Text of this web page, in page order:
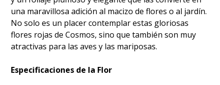
una maravillosa adición al macizo de flores o al jardín.
No solo es un placer contemplar estas gloriosas
flores rojas de Cosmos, sino que también son muy
atractivas para las aves y las mariposas.
Especificaciones de la Flor